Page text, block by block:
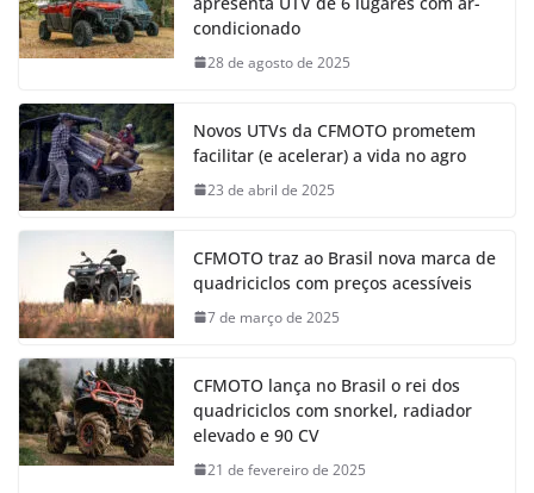
condicionado
28 de agosto de 2025
Novos UTVs da CFMOTO prometem
facilitar (e acelerar) a vida no agro
23 de abril de 2025
CFMOTO traz ao Brasil nova marca de
quadriciclos com preços acessíveis
7 de março de 2025
CFMOTO lança no Brasil o rei dos
quadriciclos com snorkel, radiador
elevado e 90 CV
21 de fevereiro de 2025